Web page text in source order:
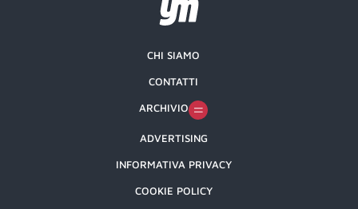
CHI SIAMO
CONTATTI
ARCHIVIO
ADVERTISING
INFORMATIVA PRIVACY
COOKIE POLICY